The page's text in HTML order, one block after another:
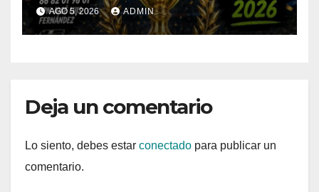
AGO 5, 2026 ADMIN
Deja un comentario
Lo siento, debes estar conectado para publicar un
comentario.